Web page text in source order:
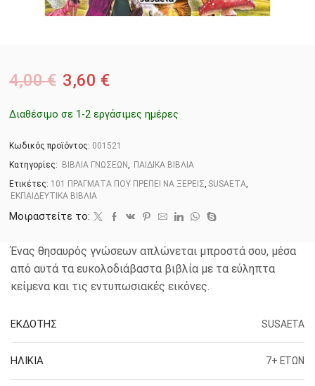
4,00€ 3,60 €
Διαθέσιμο σε 1-2 εργάσιμες ημέρες
Κωδικός προϊόντος: 001521
Κατηγορίες:
ΒΙΒΛΙΑ ΓΝΩΣΕΩΝ, ΠΑΙΔΙΚΑ ΒΙΒΛΙΑ
Ετικέτες: 101 ΠΡΑΓΜΑΤΑ ΠΟΥ ΠΡΕΠΕΙ ΝΑ ΞΕΡΕΙΣ, SUSAETA,
ΕΚΠΑΙΔΕΥΤΙΚΑ ΒΙΒΛΙΑ
Μοιραστείτε το:
Ένας θησαυρός γνώσεων απλώνεται μπροστά σου, μέσα
από αυτά τα ευκολοδιάβαστα βιβλία με τα εύληπτα
κείμενα και τις εντυπωσιακές εικόνες.
ΕΚΔΟΤΗΣ SUSAETA
ΗΛΙΚΙΑ 7+ ΕΤΩΝ